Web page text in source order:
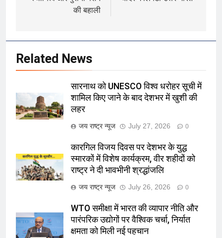
की बहाली
Related News
सारनाथ को UNESCO विश्व धरोहर सूची में
शामिल किए जाने के बाद देशभर में खुशी की
लहर
जय राष्ट्र न्यूज July 27, 2026 0
कारगिल विजय दिवस पर देशभर के युद्ध
स्मारकों में विशेष कार्यक्रम, वीर शहीदों को
राष्ट्र ने दी भावभीनी श्रद्धांजलि
जय राष्ट्र न्यूज July 26, 2026 0
WTO समीक्षा में भारत की व्यापार नीति और
पारंपरिक उद्योगों पर वैश्विक चर्चा, निर्यात
क्षमता को मिली नई पहचान